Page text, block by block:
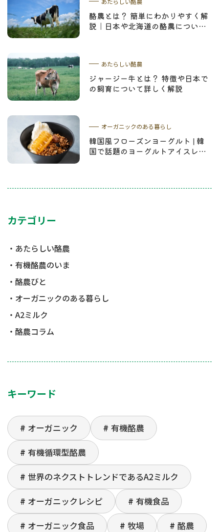
酪農とは？ 簡単にわかりやすく解
説｜日本や北海道の酪農について
あたらしい酪農
ジャージー牛とは？ 特徴や日本で
の飼育について詳しく解説
オーガニックのある暮らし
韓国風フローズンヨーグルト | 韓
国で話題のヨーグルトアイスレシ
カテゴリー
あたらしい酪農
有機酪農のいま
酪農びと
オーガニックのある暮らし
A2ミルク
酪農コラム
キーワード
オーガニック
有機酪農
有機循環型酪農
世界のネクストトレンドであるA2ミルク
オーガニックレシピ
有機食品
オーガニック食品
牧場
酪農